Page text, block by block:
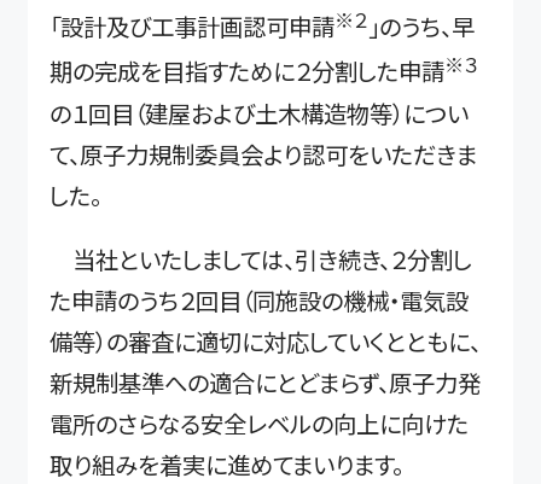
「設計及び工事計画認可申請※２ 」のうち、早
期の完成を目指すために２分割した申請※３
の１回目（建屋および土木構造物等）につい
て、原子力規制委員会より認可をいただきま
した。
当社といたしましては、引き続き、２分割し
た申請のうち２回目（同施設の機械・電気設
備等）の審査に適切に対応していくとともに、
新規制基準への適合にとどまらず、原子力発
電所のさらなる安全レベルの向上に向けた
取り組みを着実に進めてまいります。